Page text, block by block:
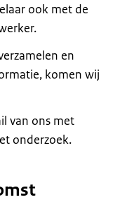
ook met de
en
komen wij
van ons met
onderzoek.